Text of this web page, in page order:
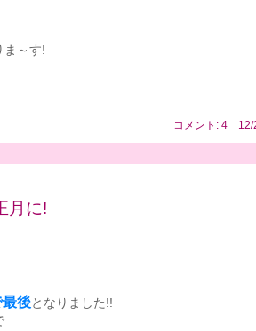
ま～す!
コメント: 4 12/
月に!
最後となりました!!